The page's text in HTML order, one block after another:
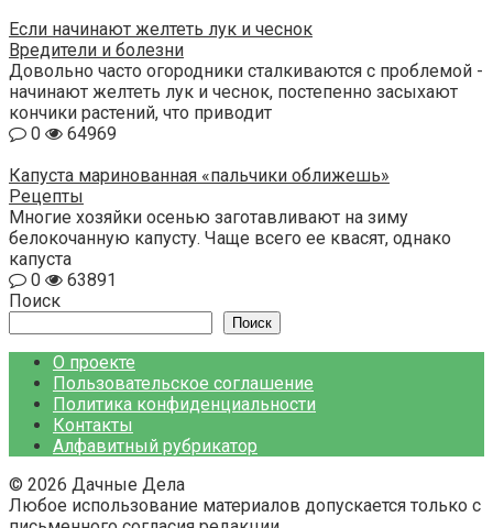
Если начинают желтеть лук и чеснок
Вредители и болезни
Довольно часто огородники сталкиваются с проблемой -
начинают желтеть лук и чеснок, постепенно засыхают
кончики растений, что приводит
0
64969
Капуста маринованная «пальчики оближешь»
Рецепты
Многие хозяйки осенью заготавливают на зиму
белокочанную капусту. Чаще всего ее квасят, однако
капуста
0
63891
Поиск
Поиск
О проекте
Пользовательское соглашение
Политика конфиденциальности
Контакты
Алфавитный рубрикатор
© 2026 Дачные Дела
Любое использование материалов допускается только с